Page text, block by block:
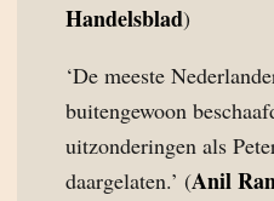
Handelsblad)
‘De meeste
buitengewoon
uitzonderingen als
daargelaten.’ (Anil